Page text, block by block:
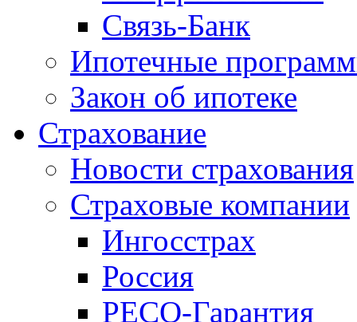
Связь-Банк
Ипотечные
Закон об ипотеке
Страхование
Новости страхования
Страховые компании
Ингосстрах
Россия
РЕСО-Гарантия